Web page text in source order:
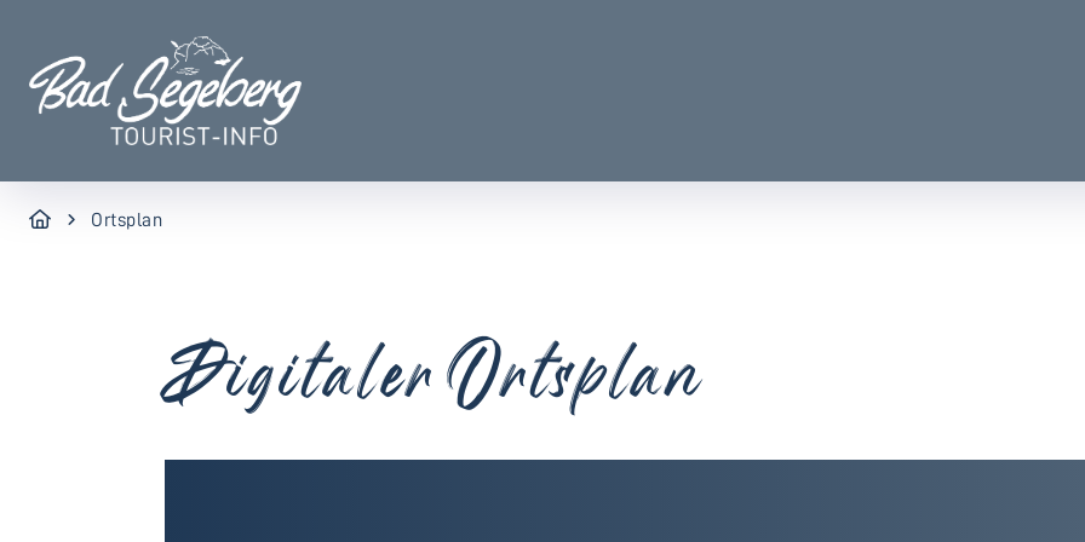
Ortsplan
Digitaler Ortsplan